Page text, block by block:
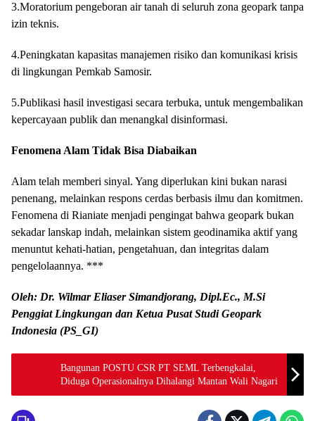
3.Moratorium pengeboran air tanah di seluruh zona geopark tanpa
izin teknis.
4.Peningkatan kapasitas manajemen risiko dan komunikasi krisis
di lingkungan Pemkab Samosir.
5.Publikasi hasil investigasi secara terbuka, untuk mengembalikan
kepercayaan publik dan menangkal disinformasi.
Fenomena Alam Tidak Bisa Diabaikan
Alam telah memberi sinyal. Yang diperlukan kini bukan narasi
penenang, melainkan respons cerdas berbasis ilmu dan komitmen.
Fenomena di Rianiate menjadi pengingat bahwa geopark bukan
sekadar lanskap indah, melainkan sistem geodinamika aktif yang
menuntut kehati-hatian, pengetahuan, dan integritas dalam
pengelolaannya. ***
Oleh: Dr. Wilmar Eliaser Simandjorang, Dipl.Ec., M.Si
Penggiat Lingkungan dan Ketua Pusat Studi Geopark
Indonesia (PS_GI)
Bangunan POSTU CSR PT SEML Terbengkalai,
Diduga Operasionalnya Dihalangi Mantan Wali Nagari